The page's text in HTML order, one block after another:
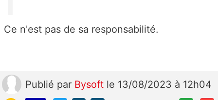
Ce n'est pas de sa responsabilité.
Publié par Bysoft le 13/08/2023 à 12h04